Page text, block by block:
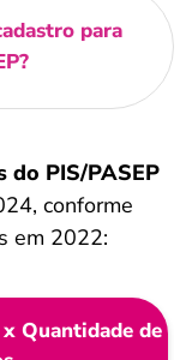
para
do PIS/PASEP
conforme
em 2022:
Quantidade de